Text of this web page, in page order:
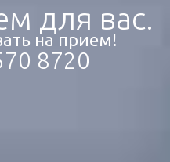
для вас.
на прием!
8720